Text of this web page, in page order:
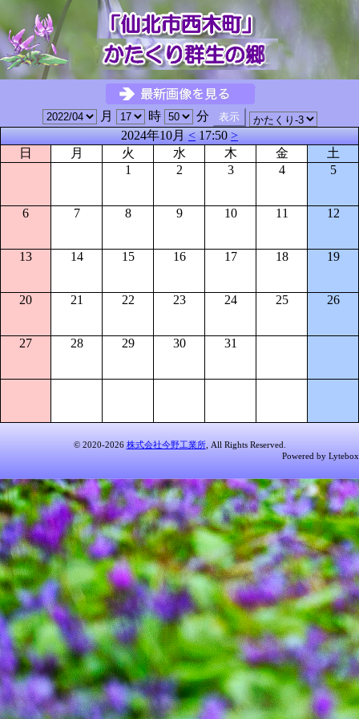
月 時
分
2024年10月<17:50>
日
月 火 水 木 金
土
1
2 3 4 5
6 7 8 9 10 11 12
13 14 15 16 17 18 19
20 21 22 23 24 25 26
27 28 29 30 31
© 2020-2026 株式会社今野工業所, All Rights Reserved.
Powered by Lytebox